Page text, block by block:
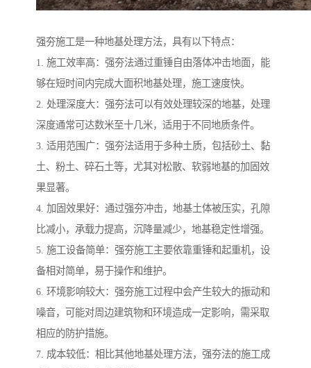
强夯施工是一种地基处理方法，具有以下特点：
1. 施工效率高：强夯法通过重锤自由落体冲击地面，能
够在短时间内完成大面积地基处理，施工速度快。
2. 处理深度大：强夯法可以有效处理较深的地基，处理
深度通常可达数米至十几米，适用于不同地质条件。
3. 适用范围广：强夯法适用于多种土质，包括砂土、黏
土、粉土、碎石土等，尤其对松散、软弱地基的加固效
果显著。
4. 加固效果好：通过强夯冲击，地基土体被压实，孔隙
比减小，承载力提高，沉降量减少，地基稳定性增强。
5. 施工设备简单：强夯施工主要依靠重锤和起重机，设
备相对简单，易于操作和维护。
6. 环境影响较大：强夯施工过程中会产生较大的振动和
噪音，可能对周边建筑物和环境造成一定影响，需采取
相应的防护措施。
7. 成本较低：相比其他地基处理方法，强夯法的施工成